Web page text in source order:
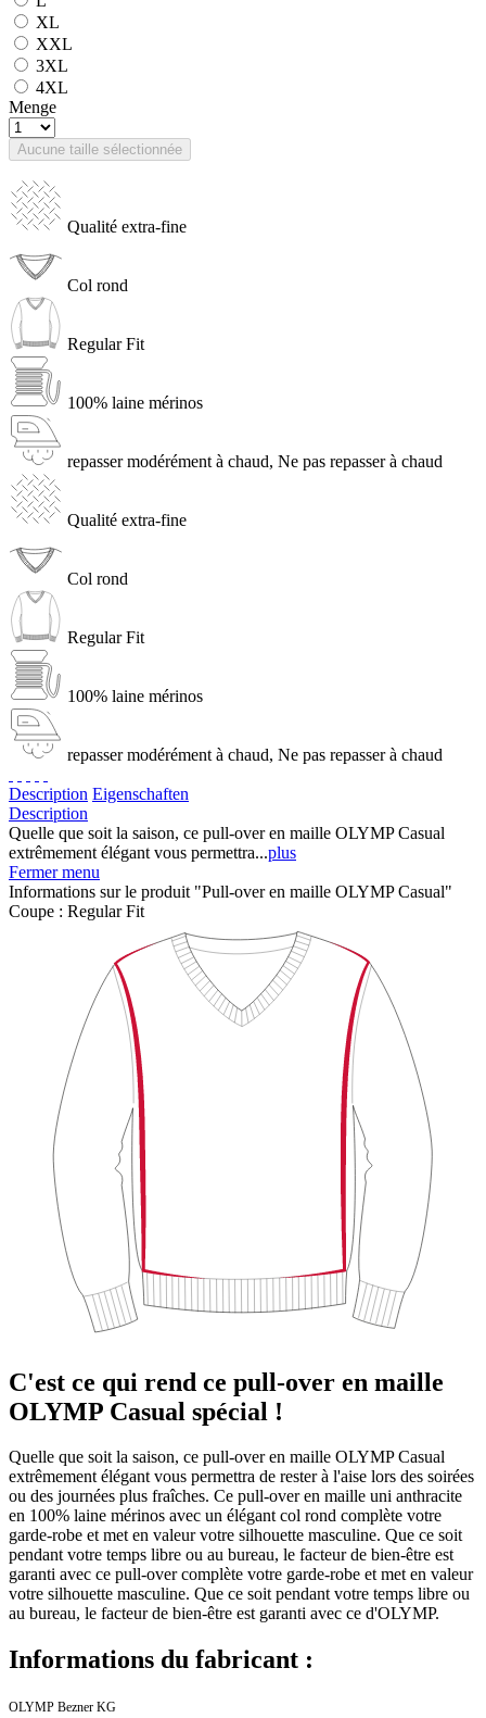
XL
XXL
3XL
4XL
Menge
Aucune taille sélectionnée
Qualité extra-fine
Col rond
Regular Fit
100% laine mérinos
repasser modérément à chaud, Ne pas repasser à chaud
Qualité extra-fine
Col rond
Regular Fit
100% laine mérinos
repasser modérément à chaud, Ne pas repasser à chaud
Description Eigenschaften
Description
Quelle que soit la saison, ce pull-over en maille OLYMP Casual
extrêmement élégant vous permettra...plus
Fermer menu
Informations sur le produit "Pull-over en maille OLYMP Casual"
Coupe : Regular Fit
C'est ce qui rend ce pull-over en maille
OLYMP Casual spécial !
Quelle que soit la saison, ce pull-over en maille OLYMP Casual
extrêmement élégant vous permettra de rester à l'aise lors des soirées
ou des journées plus fraîches. Ce pull-over en maille uni anthracite
en 100% laine mérinos avec un élégant col rond complète votre
garde-robe et met en valeur votre silhouette masculine. Que ce soit
pendant votre temps libre ou au bureau, le facteur de bien-être est
garanti avec ce pull-over complète votre garde-robe et met en valeur
votre silhouette masculine. Que ce soit pendant votre temps libre ou
au bureau, le facteur de bien-être est garanti avec ce d'OLYMP.
Informations du fabricant :
OLYMP Bezner KG